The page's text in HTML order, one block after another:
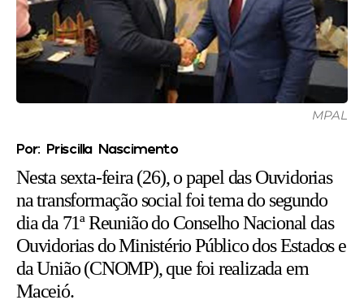
MPAL
Por: Priscilla Nascimento
Nesta sexta-feira (26), o papel das Ouvidorias
na transformação social foi tema do segundo
dia da 71ª Reunião do Conselho Nacional das
Ouvidorias do Ministério Público dos Estados e
da União (CNOMP), que foi realizada em
Maceió.